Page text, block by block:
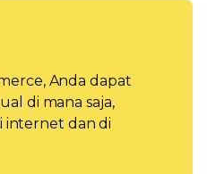
Anda dapat
di mana saja,
internet dan di